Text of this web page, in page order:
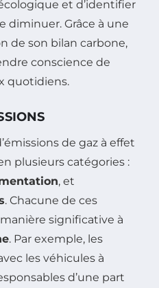
et d’identifier
diminuer. Grâce à une
de son bilan carbone,
conscience de
quotidiens.
de gaz à effet
plusieurs catégories :
, et
. Chacune de ces
significative à
. Par exemple, les
les véhicules à
d’une part